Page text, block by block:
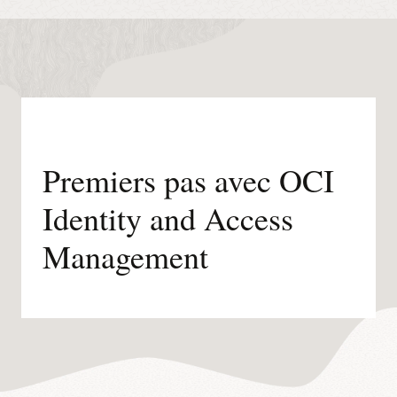
Premiers pas avec OCI
Identity and Access
Management